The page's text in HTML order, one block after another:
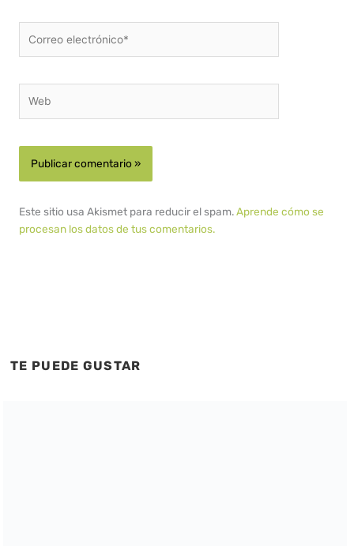
electrónico*
Este sitio usa Akismet para reducir el spam.Aprende cómo se
procesan los datos de tus comentarios.
TE PUEDE GUSTAR